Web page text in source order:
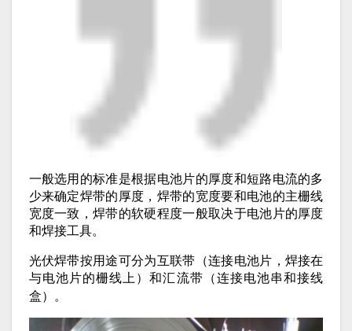
一般选用的标准是根据电池片的厚度和短路电流的多
少来确定焊带的厚度，焊带的宽度要和电池的主栅线
宽度一致，焊带的软硬程度一般取决于电池片的厚度
和焊接工具。
光伏焊带按用途可分为互联带（连接电池片，焊接在
与电池片的栅线上）和汇流带（连接电池串和接线
盒）。